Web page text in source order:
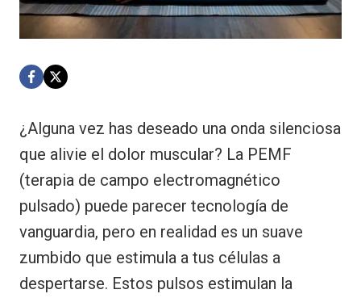
¿Alguna vez has deseado una onda silenciosa
que alivie el dolor muscular? La PEMF
(terapia de campo electromagnético
pulsado) puede parecer tecnología de
vanguardia, pero en realidad es un suave
zumbido que estimula a tus células a
despertarse. Estos pulsos estimulan la